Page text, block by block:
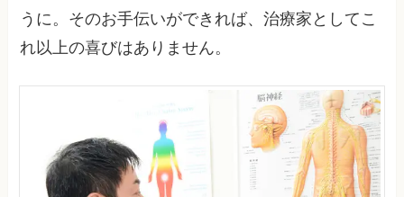
うに。そのお手伝いができれば、治療家としてこ
れ以上の喜びはありません。